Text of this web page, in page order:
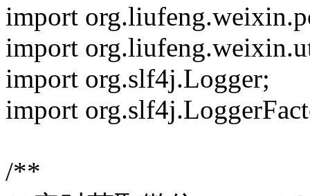
import
import
import org.slf4j.Logger;
import
/**